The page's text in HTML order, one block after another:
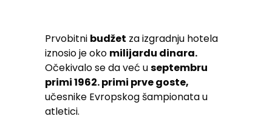
Prvobitni budžet za izgradnju hotela
iznosio je oko milijardu dinara.
Očekivalo se da već useptembru
primi 1962. primi prve goste,
učesnike Evropskog šampionata u
atletici.